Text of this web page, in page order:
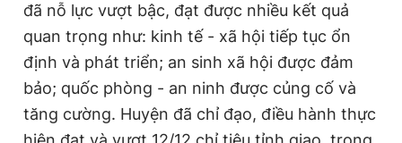
Đọc Thanh Niên trên điện thoại
đã nỗ lực vượt bậc, đạt được nhiều kết quả
quan trọng như: kinh tế - xã hội tiếp tục ổn
định và phát triển; an sinh xã hội được đảm
bảo; quốc phòng - an ninh được củng cố và
tăng cường. Huyện đã chỉ đạo, điều hành thực